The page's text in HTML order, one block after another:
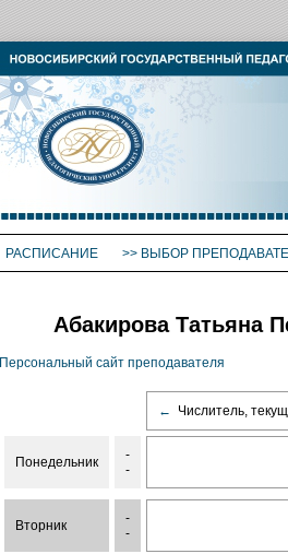
РАСПИСАНИЕ >> ВЫБОР
Абакирова Татьяна
Персональный сайт преподавателя
← Числитель,
Понедельник
-
-
Вторник
-
-